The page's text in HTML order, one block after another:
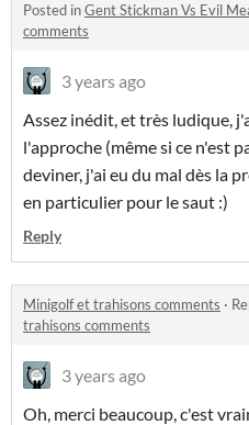
Posted inGent Stickman Vs Evil
comments
3 years ago
Assez inédit, et très ludique,
l'approche (même si ce n'est
deviner, j'ai eu du mal dès la
en particulier pour le saut :)
Reply
Minigolf et trahisons comments ·
trahisons comments
3 years ago
Oh, merci beaucoup, c'est